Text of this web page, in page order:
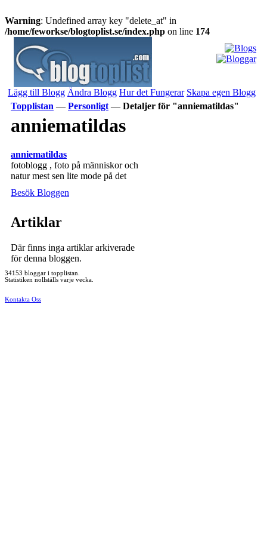
Warning: Undefined array key "delete_at" in
/home/feworkse/blogtoplist.se/index.php on line 174
Lägg till Blogg Ändra Blogg Hur det Fungerar Skapa egen Blogg
Topplistan — Personligt — Detaljer för "anniematildas"
anniematildas
anniematildas
fotoblogg , foto på människor och
natur mest sen lite mode på det
Besök Bloggen
Artiklar
Där finns inga artiklar arkiverade
för denna bloggen.
34153 bloggar i topplistan.
Statistiken nollställs varje vecka.
Kontakta Oss